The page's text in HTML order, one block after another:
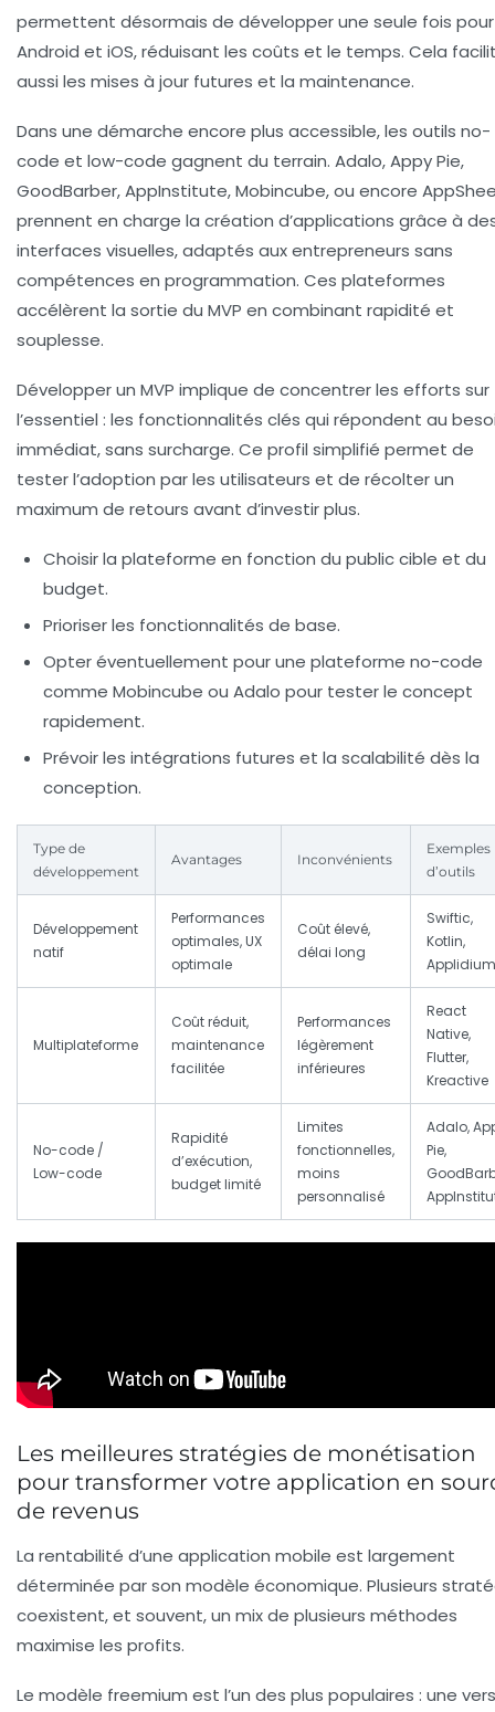
permettent désormais de développer une seule fois pour
Android et iOS, réduisant les coûts et le temps. Cela
aussi les mises à jour futures et la maintenance.
Dans une démarche encore plus accessible, les outils no-
code et low-code gagnent du terrain. Adalo, Appy Pie,
GoodBarber, AppInstitute, Mobincube, ou encore
prennent en charge la création d’applications grâce à
interfaces visuelles, adaptés aux entrepreneurs sans
compétences en programmation. Ces plateformes
accélèrent la sortie du MVP en combinant rapidité et
souplesse.
Développer un MVP implique de concentrer les efforts sur
l’essentiel : les fonctionnalités clés qui répondent au
immédiat, sans surcharge. Ce profil simplifié permet de
tester l’adoption par les utilisateurs et de récolter un
maximum de retours avant d’investir plus.
Choisir la plateforme en fonction du public cible et du
budget.
Prioriser les fonctionnalités de base.
Opter éventuellement pour une plateforme no-code
comme Mobincube ou Adalo pour tester le concept
rapidement.
Prévoir les intégrations futures et la scalabilité dès la
conception.
Type de
développement
Avantages Inconvénients
Exemples
d’outils
Développement
natif
Performances
optimales, UX
optimale
Coût élevé,
délai long
Swiftic,
Kotlin,
Applidium
Multiplateforme
Coût réduit,
maintenance
facilitée
Performances
légèrement
inférieures
React
Native,
Flutter,
Kreactive
No-code /
Low-code
Rapidité
d’exécution,
budget limité
Limites
fonctionnelles,
moins
personnalisé
Adalo,
Pie,
Les meilleures stratégies de monétisation
pour transformer votre application en
de revenus
La rentabilité d’une application mobile est largement
déterminée par son modèle économique. Plusieurs
coexistent, et souvent, un mix de plusieurs méthodes
maximise les profits.
Le modèle freemium est l’un des plus populaires : une